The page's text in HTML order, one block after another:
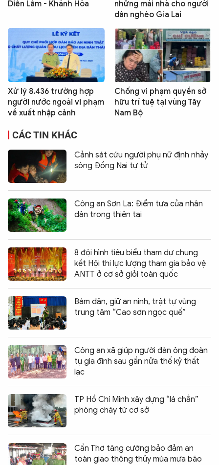
Diên Lâm - Khánh Hòa
những mái nhà cho người
dân nghèo Gia Lai
Xử lý 8.436 trường hợp
người nước ngoài vi phạm
về xuất nhập cảnh
Chống vi phạm quyền sở
hữu trí tuệ tại vùng Tây
Nam Bộ
CÁC TIN KHÁC
Cảnh sát cứu người phụ nữ định nhảy
sông Đồng Nai tự tử
Công an Sơn La: Điểm tựa của nhân
dân trong thiên tai
8 đội hình tiêu biểu tham dự chung
kết Hội thi lực lượng tham gia bảo vệ
ANTT ở cơ sở giỏi toàn quốc
Bám dân, giữ an ninh, trật tự vùng
trung tâm “Cao sơn ngọc quế”
Công an xã giúp người đàn ông đoàn
tụ gia đình sau gần nửa thế kỷ thất
lạc
TP Hồ Chí Minh xây dựng “lá chắn”
phòng cháy từ cơ sở
Cần Thơ tăng cường bảo đảm an
toàn giao thông thủy mùa mưa bão